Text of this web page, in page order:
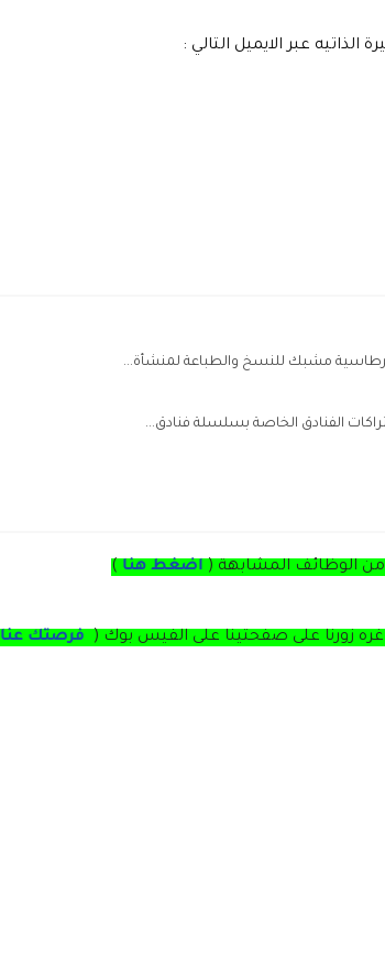
عبر الايميل التالي :
مشبك للنسخ والطباعة لمنشأة...
الفنادق الخاصة بسلسلة فنادق...
من الوظائف المشابهة ( اضغط هنا )
زورنا على صفحتينا على الفيس بوك ( فرصتك عنا